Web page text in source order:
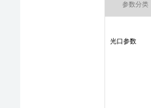
参数分类
光口参数